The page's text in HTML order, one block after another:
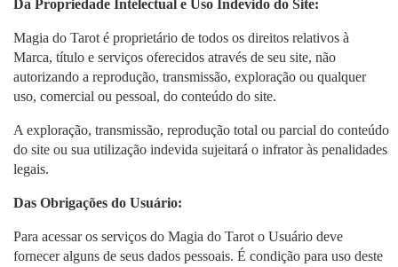
Da Propriedade Intelectual e Uso Indevido do Site:
Magia do Tarot é proprietário de todos os direitos relativos à
Marca, título e serviços oferecidos através de seu site, não
autorizando a reprodução, transmissão, exploração ou qualquer
uso, comercial ou pessoal, do conteúdo do site.
A exploração, transmissão, reprodução total ou parcial do conteúdo
do site ou sua utilização indevida sujeitará o infrator às penalidades
legais.
Das Obrigações do Usuário:
Para acessar os serviços do Magia do Tarot o Usuário deve
fornecer alguns de seus dados pessoais. É condição para uso deste